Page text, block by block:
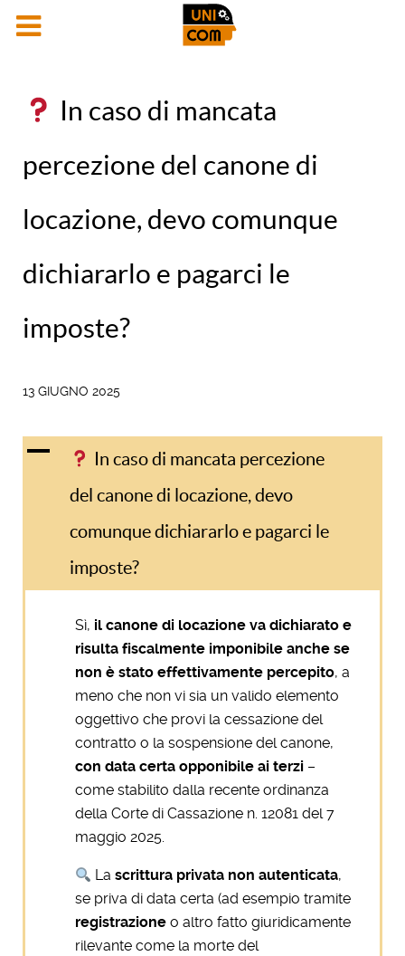
In caso di mancata
percezione del canone di
locazione, devo comunque
dichiararlo e pagarci le
imposte?
13 GIUGNO 2025
A
In caso di mancata percezione
del canone di locazione, devo
comunque dichiararlo e pagarci le
imposte?
Sì, il canone di locazione va dichiarato e
risulta fiscalmente imponibile anche se
non è stato effettivamente percepito, a
meno che non vi sia un valido elemento
oggettivo che provi la cessazione del
contratto o la sospensione del canone,
con data certa opponibile ai terzi –
come stabilito dalla recente ordinanza
della Corte di Cassazione n. 12081 del 7
maggio 2025.
Lascrittura privata non autenticata,
se priva di data certa (ad esempio tramite
registrazione o altro fatto giuridicamente
rilevante come la morte del